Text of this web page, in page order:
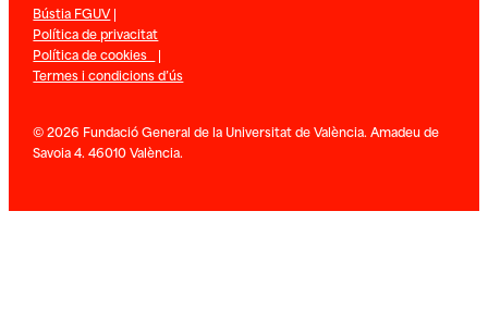
Bústia FGUV|
Política de privacitat
Política de cookies |
Termes i condicions d’ús
© 2026 Fundació General de la Universitat de València. Amadeu de
Savoia 4. 46010 València.